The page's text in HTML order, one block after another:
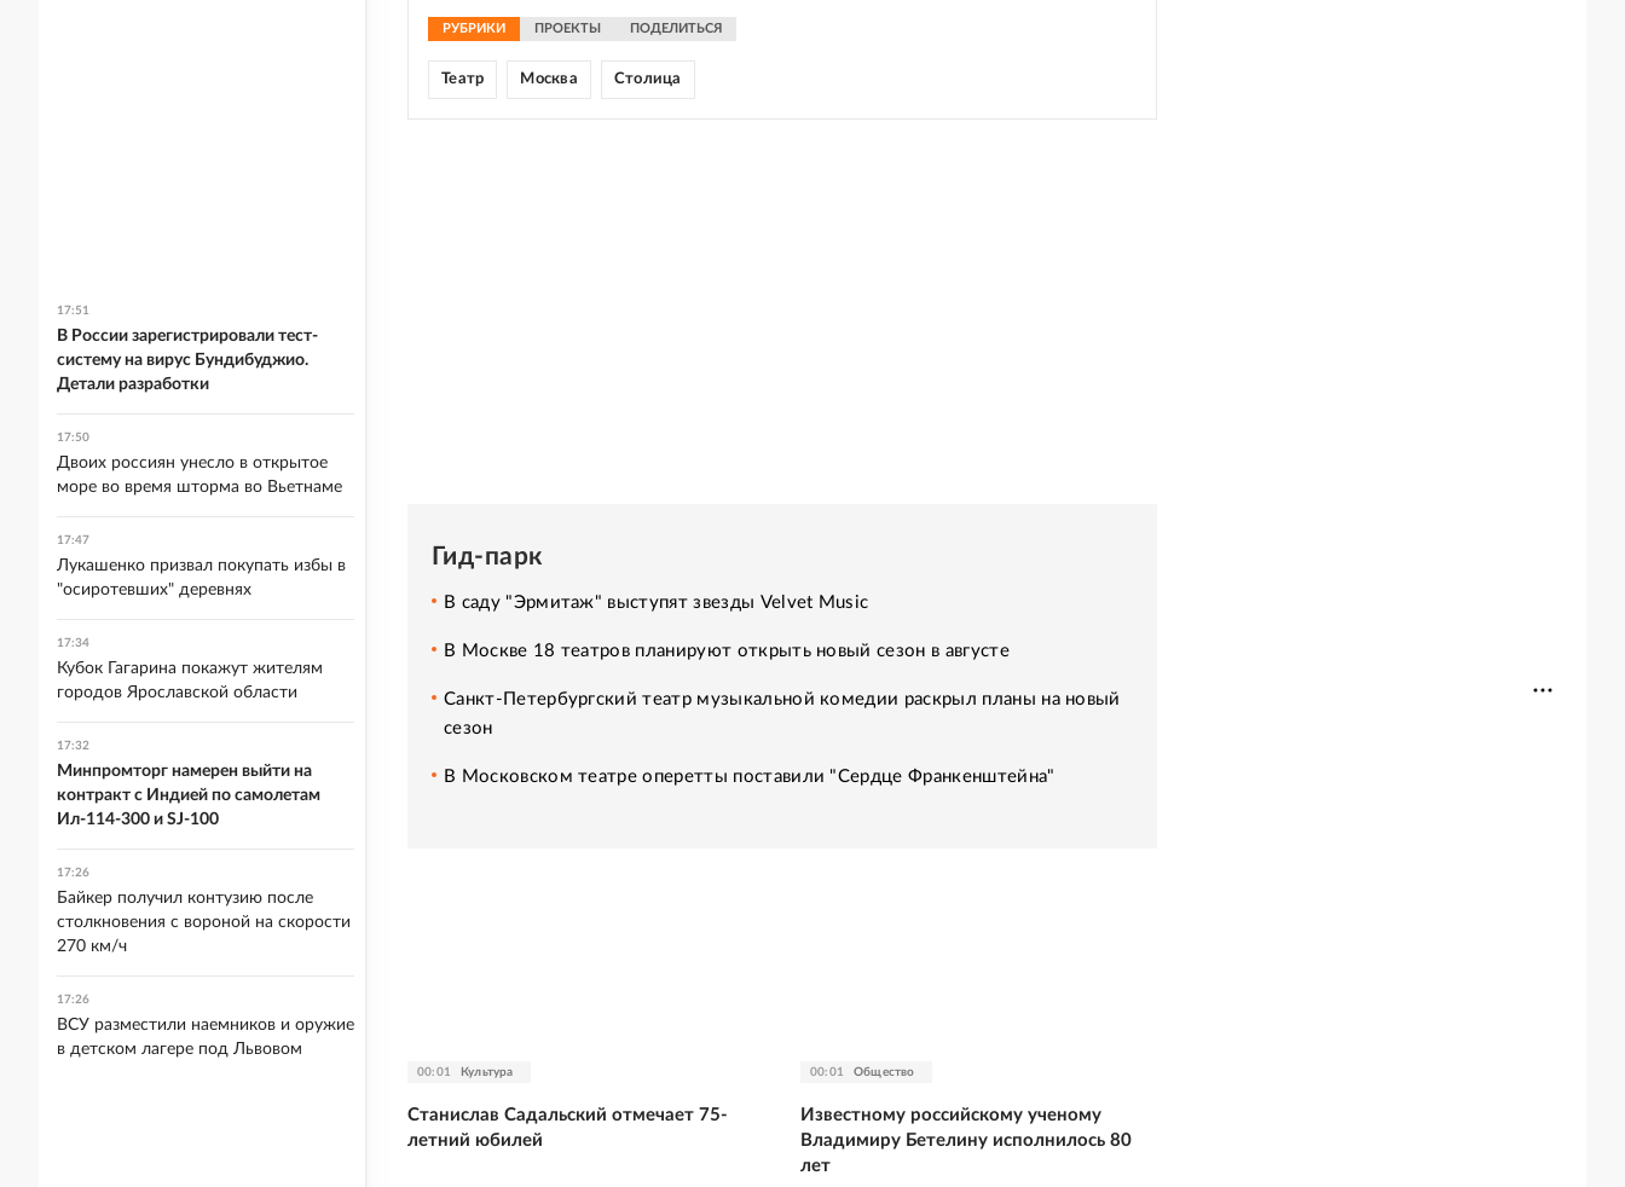
РУБРИКИ ПРОЕКТЫ ПОДЕЛИТЬСЯ
Театр Москва Столица
Гид-парк
В саду "Эрмитаж" выступят звезды Velvet Music
В Москве 18 театров планируют открыть новый сезон в августе
Санкт-Петербургский театр музыкальной комедии раскрыл планы на новый
сезон
В Московском театре оперетты поставили "Сердце Франкенштейна"
00:01 Культура
Станислав Садальский отмечает 75-
летний юбилей
00:01 Общество
Известному российскому ученому
Владимиру Бетелину исполнилось 80
лет
17:51
В России зарегистрировали тест-
систему на вирус Бундибуджио.
Детали разработки
17:50
Двоих россиян унесло в открытое
море во время шторма во Вьетнаме
17:47
Лукашенко призвал покупать избы в
"осиротевших" деревнях
17:34
Кубок Гагарина покажут жителям
городов Ярославской области
17:32
Минпромторг намерен выйти на
контракт с Индией по самолетам
Ил-114-300 и SJ-100
17:26
Байкер получил контузию после
столкновения с вороной на скорости
270 км/ч
17:26
ВСУ разместили наемников и оружие
в детском лагере под Львовом